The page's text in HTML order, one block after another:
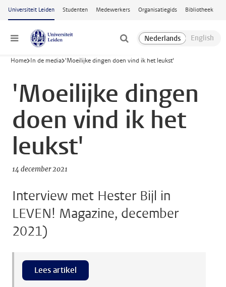
Ga naar hoofdinhoud
Universiteit Leiden Studenten Medewerkers Organisatiegids Bibliotheek
Menu
Home In de media 'Moeilijke dingen doen vind ik het leukst'
'Moeilijke dingen
doen vind ik het
leukst'
14 december 2021
Interview met Hester Bijl in
LEVEN! Magazine, december
2021)
Lees artikel